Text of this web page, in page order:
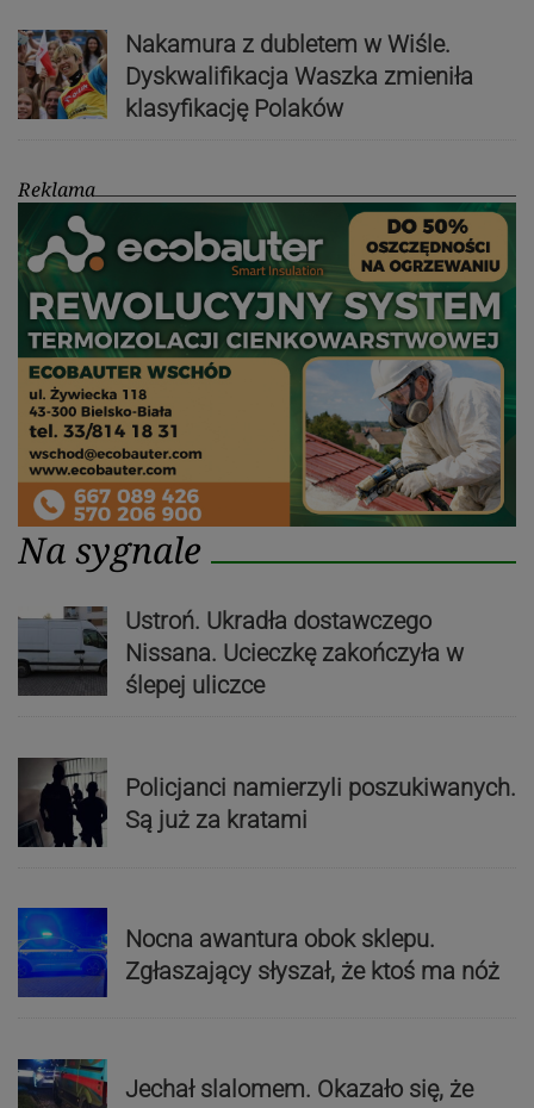
Nakamura z dubletem w Wiśle.
Dyskwalifikacja Waszka zmieniła
klasyfikację Polaków
Reklama
Na sygnale
Ustroń. Ukradła dostawczego
Nissana. Ucieczkę zakończyła w
ślepej uliczce
Policjanci namierzyli poszukiwanych.
Są już za kratami
Nocna awantura obok sklepu.
Zgłaszający słyszał, że ktoś ma nóż
Jechał slalomem. Okazało się, że